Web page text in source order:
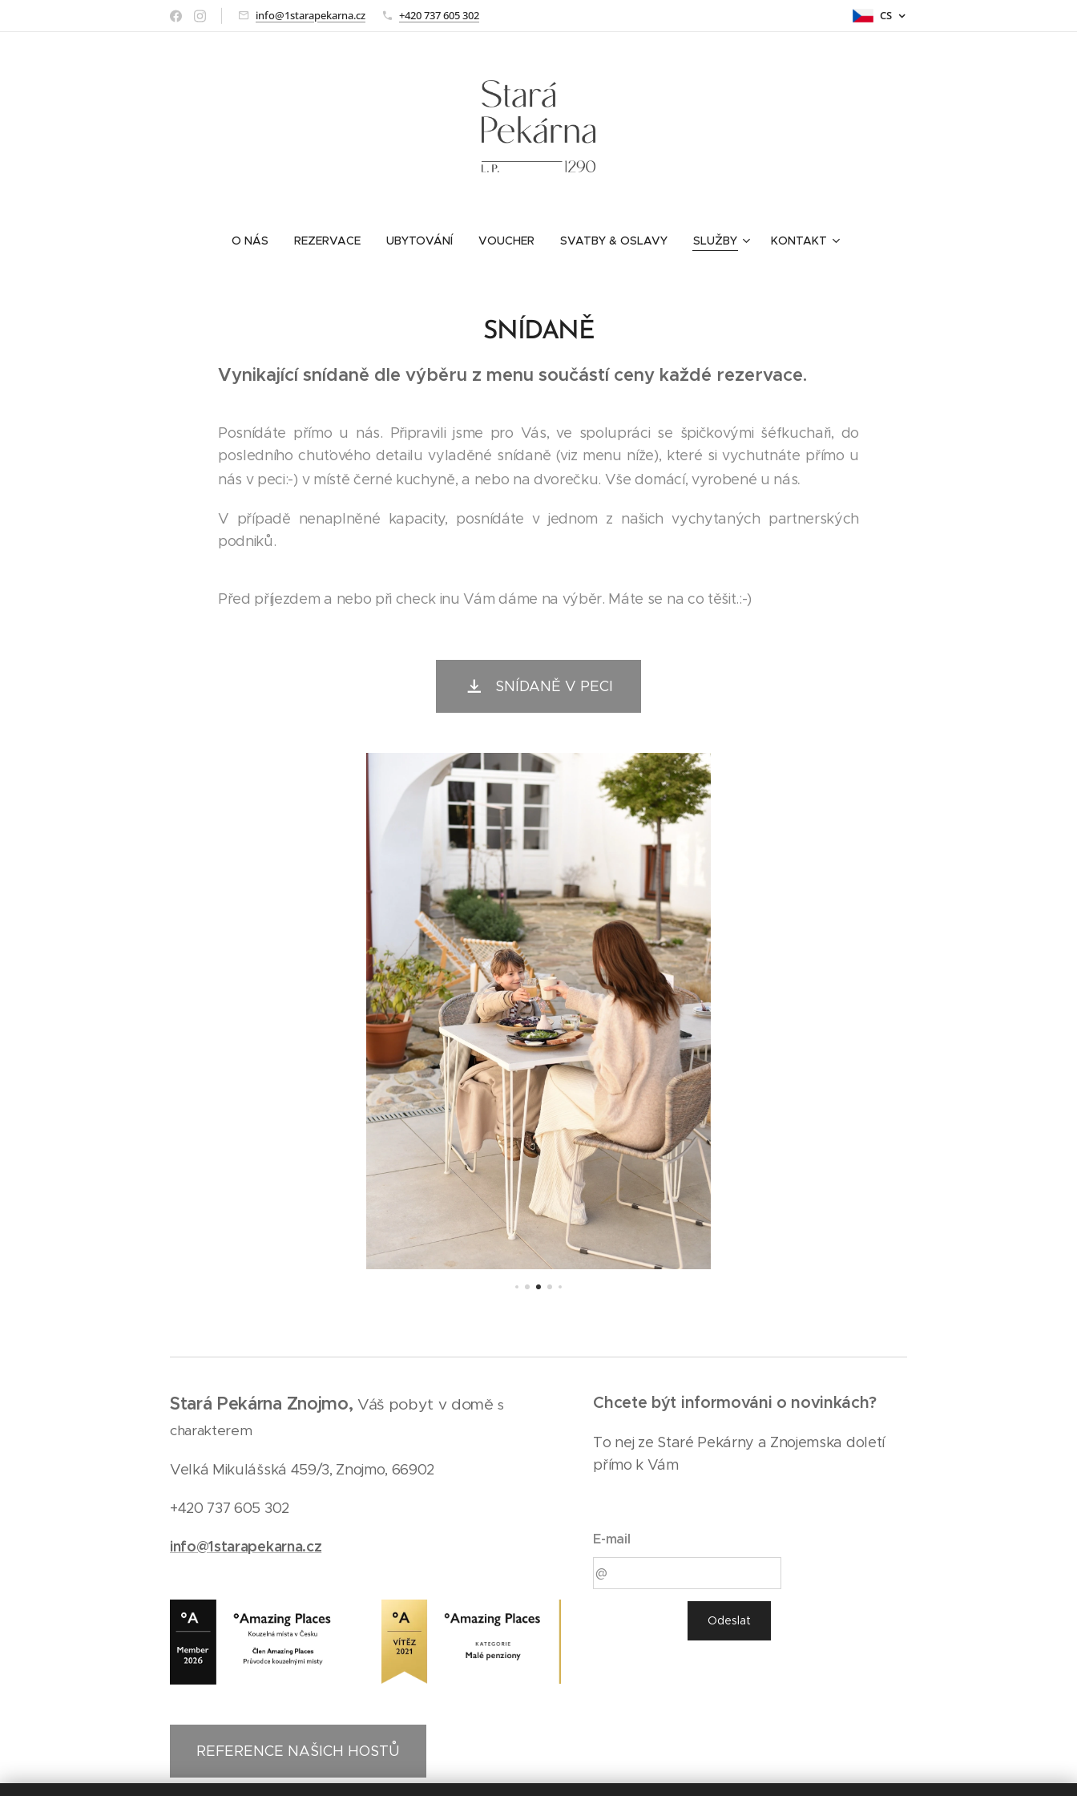
info@1starapekarna.cz +420 737 605 302 CS
O NÁS REZERVACE UBYTOVÁNÍ VOUCHER SVATBY & OSLAVY SLUŽBY KONTAKT
SNÍDANĚ
Vynikající snídaně dle výběru z menu součástí ceny každé rezervace.
Posnídáte přímo u nás. Připravili jsme pro Vás, ve spolupráci se špičkovými šéfkuchaři, do
posledního chuťového detailu vyladěné snídaně (viz menu níže), které si vychutnáte přímo u
nás v peci:-) v místě černé kuchyně, a nebo na dvorečku. Vše domácí, vyrobené u nás.
V případě nenaplněné kapacity, posnídáte v jednom z našich vychytaných partnerských
podniků.
Před příjezdem a nebo při check inu Vám dáme na výběr. Máte se na co těšit.:-)
SNÍDANĚ V PECI
Stará Pekárna Znojmo, Váš pobyt v domě s
charakterem
Velká Mikulášská 459/3, Znojmo, 66902
+420 737 605 302
info@1starapekarna.cz
Chcete být informováni o novinkách?
To nej ze Staré Pekárny a Znojemska doletí
přímo k Vám
E-mail
Odeslat
REFERENCE NAŠICH HOSTŮ